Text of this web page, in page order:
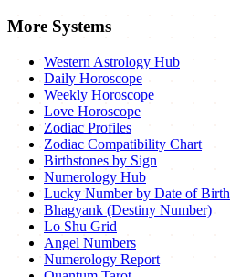
More Systems
Western Astrology Hub
Daily Horoscope
Weekly Horoscope
Love Horoscope
Zodiac Profiles
Zodiac Compatibility Chart
Birthstones by Sign
Numerology Hub
Lucky Number by Date of Birth
Bhagyank (Destiny Number)
Lo Shu Grid
Angel Numbers
Numerology Report